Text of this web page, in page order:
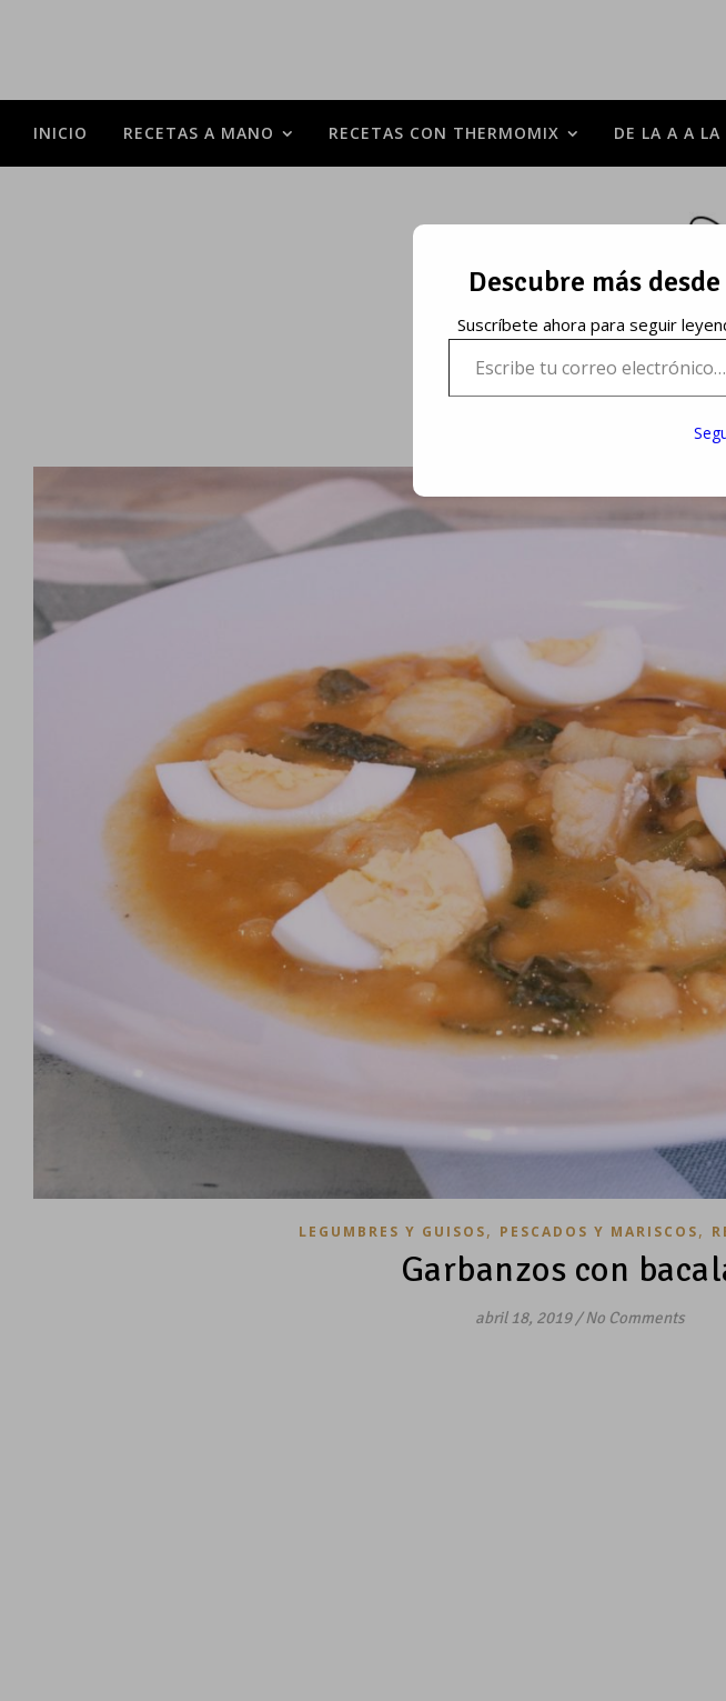
INICIO RECETAS A MANO RECETAS CON THERMOMIX DE LA A A LA
LEGUMBRES Y GUISOS, PESCADOS Y MARISCOS,
Garbanzos con
abril 18, 2019 / No Comments
Descubre más
Suscríbete ahora para seguir